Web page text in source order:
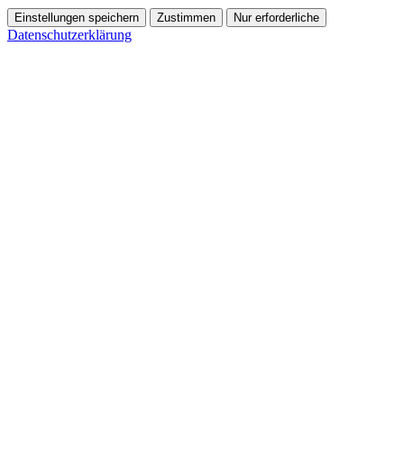
Einstellungen speichern Zustimmen Nur erforderliche
Datenschutzerklärung